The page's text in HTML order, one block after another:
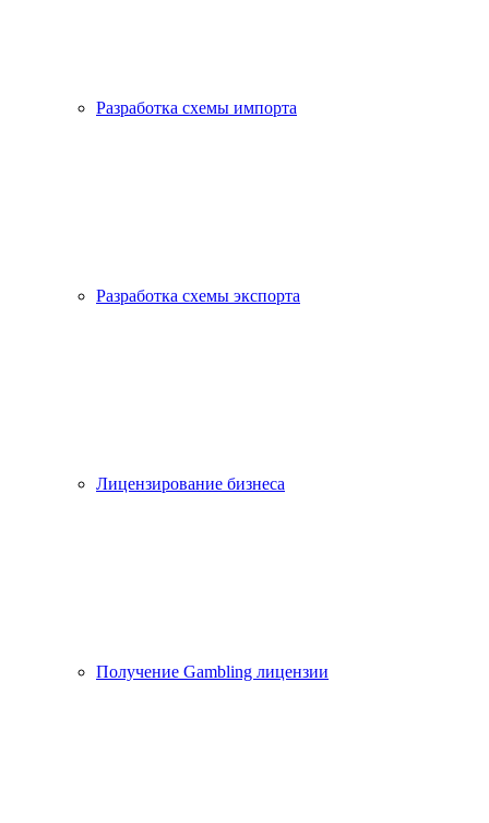
Разработка схемы импорта
Разработка схемы экспорта
Лицензирование бизнеса
Получение Gambling лицензии